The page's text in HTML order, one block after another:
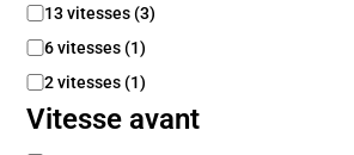
r
i
r
e
13 vitesses (3)
6 vitesses (1)
2 vitesses (1)
Vitesse avant